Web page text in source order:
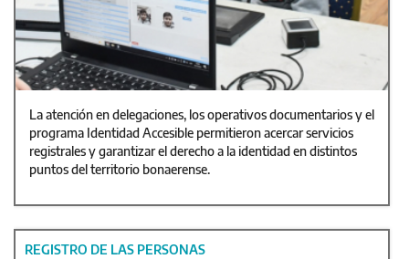
La atención en delegaciones, los operativos documentarios y el
programa Identidad Accesible permitieron acercar servicios
registrales y garantizar el derecho a la identidad en distintos
puntos del territorio bonaerense.
REGISTRO DE LAS PERSONAS